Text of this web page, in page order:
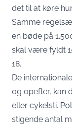
det til at køre
Samme
en bøde på
skal være fyldt
18.
De
og opefter, kan
eller cykelsti.
stigende antal